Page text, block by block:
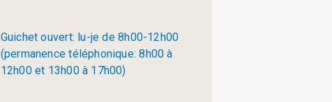
Guichet ouvert: lu-je de 8h00-12h00
(permanence téléphonique: 8h00 à
12h00 et 13h00 à 17h00)